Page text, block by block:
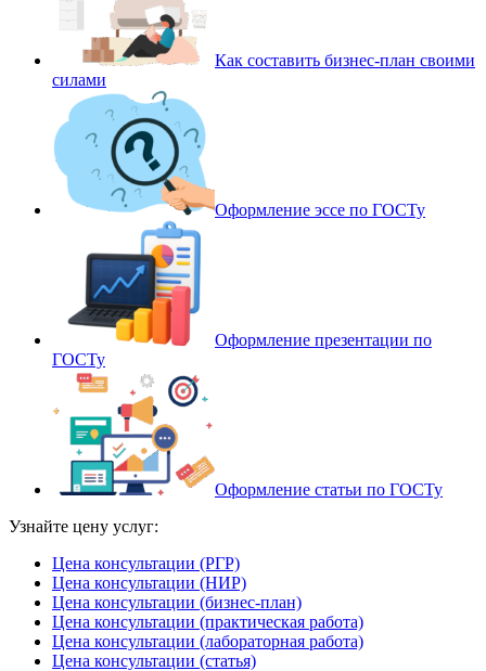
Как составить бизнес-план своими
силами
Оформление эссе по ГОСТу
Оформление презентации по
ГОСТу
Оформление статьи по ГОСТу
Узнайте цену услуг:
Цена консультации (РГР)
Цена консультации (НИР)
Цена консультации (бизнес-план)
Цена консультации (практическая работа)
Цена консультации (лабораторная работа)
Цена консультации (статья)